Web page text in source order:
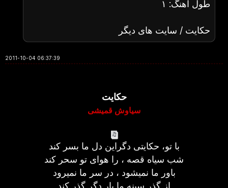
طول آهنگ: ۱
حکایت / سایت های دیگر
2011-10-04 06:37:39
حکایت
سیاوش قمیشی
با تو، حکایتی دگراین دل ما بسر کند
شب سیاه قصه ، را هوای تو سحر کند
باور ما نمیشود ، در سر ما نمیرود
از گذر سینه ما یار دگر گذر کند